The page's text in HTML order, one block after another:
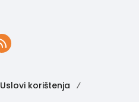
Uslovi korištenja